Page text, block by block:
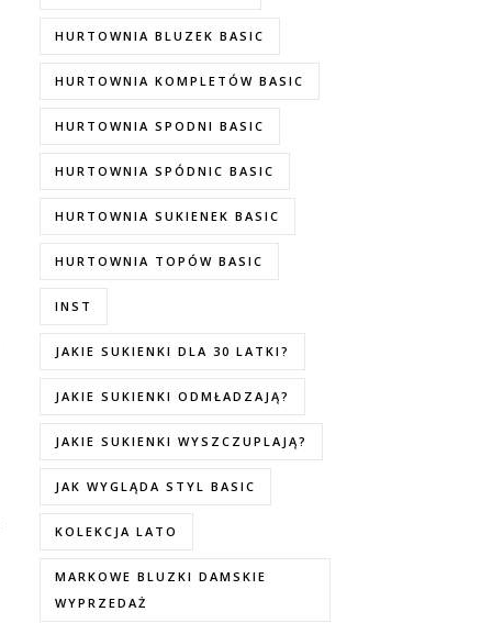
HURTOWNIA BLUZEK BASIC
HURTOWNIA KOMPLETÓW BASIC
HURTOWNIA SPODNI BASIC
HURTOWNIA SPÓDNIC BASIC
HURTOWNIA SUKIENEK BASIC
HURTOWNIA TOPÓW BASIC
INST
JAKIE SUKIENKI DLA 30 LATKI?
JAKIE SUKIENKI ODMŁADZAJĄ?
JAKIE SUKIENKI WYSZCZUPLAJĄ?
JAK WYGLĄDA STYL BASIC
KOLEKCJA LATO
MARKOWE BLUZKI DAMSKIE
WYPRZEDAŻ